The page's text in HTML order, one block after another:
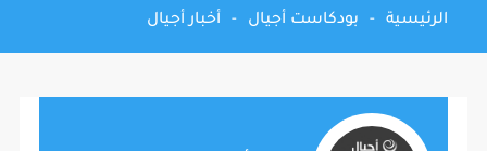
الرئيسية - بودكاست أجيال - أخبار أجيال